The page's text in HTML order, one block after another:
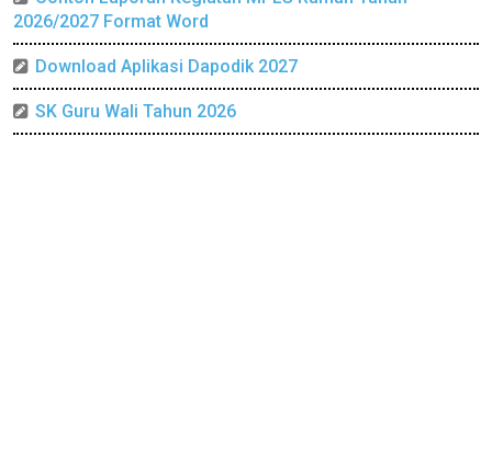
2026/2027 Format Word
Download Aplikasi Dapodik 2027
SK Guru Wali Tahun 2026